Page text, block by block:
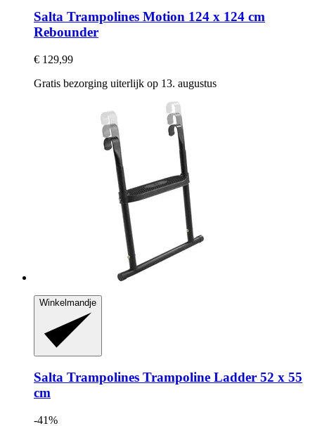
Salta Trampolines Motion 124 x 124 cm
Rebounder
€ 129,99
Gratis bezorging uiterlijk op 13. augustus
Winkelmandje
Salta Trampolines Trampoline Ladder 52 x 55
cm
-41%